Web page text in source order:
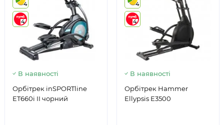
4
4
В наявності
Орбітрек inSPORTline
ET660i II чорний
4
4
В наявності
Орбітрек Hammer
Ellypsis E3500